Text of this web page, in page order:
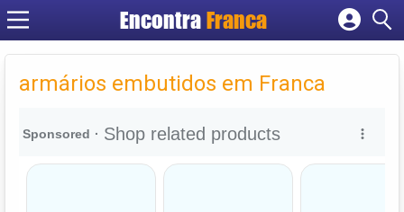
Encontra Franca
Cadastrar empresa
Criar conta
armários embutidos em Franca